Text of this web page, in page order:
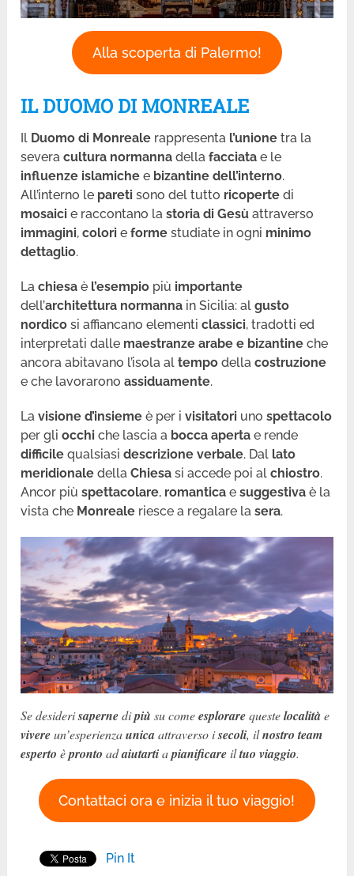
Alla scoperta di Palermo!
IL DUOMO DI MONREALE
Il Duomo di Monreale rappresenta l’unione tra la
severacultura normanna dellafacciata e le
influenze islamiche e bizantine dell’interno.
All’interno le pareti sono del tutto ricoperte di
mosaici e raccontano lastoria di Gesù attraverso
immagini,colori eforme studiate in ogni minimo
dettaglio.
Lachiesa è l’esempio più importante
dell’architettura normanna in Sicilia: algusto
nordico si affiancano elementiclassici, tradotti ed
interpretati dalle maestranze arabe e bizantine che
ancora abitavano l’isola altempo dellacostruzione
e che lavoraronoassiduamente.
Lavisione d’insieme è per ivisitatori unospettacolo
per gliocchi che lascia a bocca aperta e rende
difficile qualsiasidescrizione verbale. Dal lato
meridionale dellaChiesa si accede poi alchiostro.
Ancor piùspettacolare, romantica esuggestiva è la
vista che Monreale riesce a regalare lasera.
Se desiderisapernedipiù su comeesplorarequestelocalitàe
vivereun’esperienzaunicaattraverso isecoli, ilnostro team
esperto èpronto adaiutartiapianificare iltuo viaggio.
Contattaci ora e inizia il tuo viaggio!
Pin It